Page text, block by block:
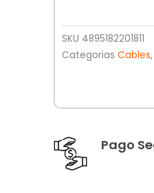
SKU 4895182201811
Categorias Cables,
Pago